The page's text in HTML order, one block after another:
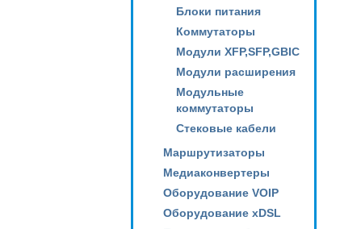
Блоки питания
Коммутаторы
Модули XFP,SFP,GBIC
Модули расширения
Модульные
коммутаторы
Стековые кабели
Маршрутизаторы
Медиаконвертеры
Оборудование VOIP
Оборудование xDSL